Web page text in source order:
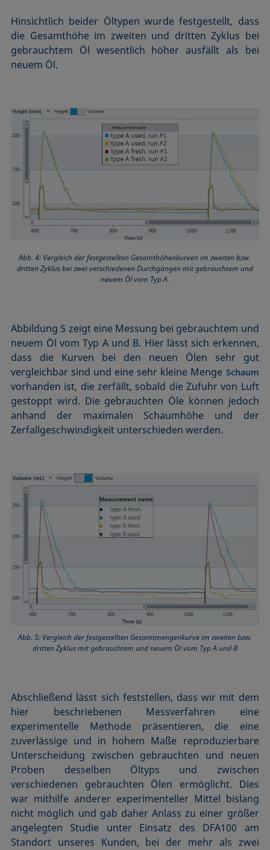
Hinsichtlich beider Öltypen wurde festgestellt, dass
die Gesamthöhe im zweiten und dritten Zyklus bei
gebrauchtem Öl wesentlich höher ausfällt als bei
neuem Öl.
Abb. 4: Vergleich der festgestellten Gesamthöhenkurven im zweiten bzw.
dritten Zyklus bei zwei verschiedenen Durchgängen mit gebrauchtem und
neuem Öl vom Typ A.
Abbildung 5 zeigt eine Messung bei gebrauchtem und
neuem Öl vom Typ A und B. Hier lässt sich erkennen,
dass die Kurven bei den neuen Ölen sehr gut
vergleichbar sind und eine sehr kleine Menge Schaum
vorhanden ist, die zerfällt, sobald die Zufuhr von Luft
gestoppt wird. Die gebrauchten Öle können jedoch
anhand der maximalen Schaumhöhe und der
Zerfallgeschwindigkeit unterschieden werden.
Abb. 5: Vergleich der festgestellten Gesamtmengenkurve im zweiten bzw.
dritten Zyklus mit gebrauchtem und neuem Öl vom Typ A und B
Abschließend lässt sich feststellen, dass wir mit dem
hier beschriebenen Messverfahren eine
experimentelle Methode präsentieren, die eine
zuverlässige und in hohem Maße reproduzierbare
Unterscheidung zwischen gebrauchten und neuen
Proben desselben Öltyps und zwischen
verschiedenen gebrauchten Ölen ermöglicht. Dies
war mithilfe anderer experimenteller Mittel bislang
nicht möglich und gab daher Anlass zu einer größer
angelegten Studie unter Einsatz des DFA100 am
Standort unseres Kunden, bei der mehr als zwei